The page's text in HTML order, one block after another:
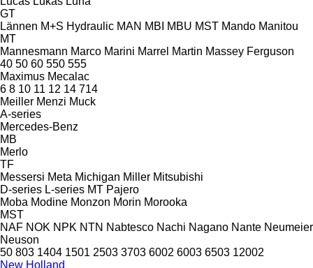
GT
Lännen M+S Hydraulic MAN MBI MBU MST Mando Manitou
MT
Mannesmann Marco Marini Marrel Martin Massey Ferguson
40 50 60 550 555
Maximus Mecalac
6 8 10 11 12 14 714
Meiller Menzi Muck
A-series
Mercedes-Benz
MB
Merlo
TF
Messersi Meta Michigan Miller Mitsubishi
D-series L-series MT Pajero
Moba Modine Monzon Morin Morooka
MST
NAF NOK NPK NTN Nabtesco Nachi Nagano Nante Neumeier
Neuson
50 803 1404 1501 2503 3703 6002 6003 6503 12002
New Holland